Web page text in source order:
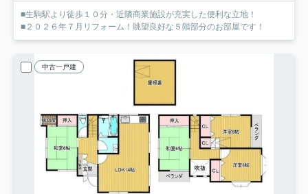
■生駒駅より徒歩１０分・近隣商業施設が充実した便利な立地！
■２０２６年７月リフォーム！眺望良好な５階部分のお部屋です！
中古一戸建